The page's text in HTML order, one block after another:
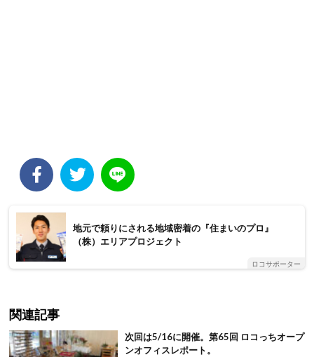
地元で頼りにされる地域密着の『住まいのプロ』
（株）エリアプロジェクト
ロコサポーター
関連記事
次回は5/16に開催。第65回 ロコっちオープ
ンオフィスレポート。